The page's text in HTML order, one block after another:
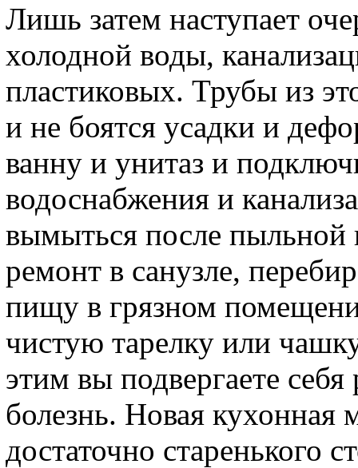
Лишь затем наступает
холодной воды,
пластиковых. Трубы из
и не боятся усадки и
ванну и унитаз и
водоснабжения и
вымыться после пыльной
ремонт в санузле,
пищу в грязном
чистую тарелку или
этим вы подвергаете
болезнь. Новая кухонная
достаточно старенького